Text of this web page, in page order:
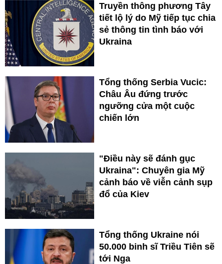
Truyền thông phương Tây
tiết lộ lý do Mỹ tiếp tục chia
sẻ thông tin tình báo với
Ukraina
Tổng thống Serbia Vucic:
Châu Âu đứng trước
ngưỡng cửa một cuộc
chiến lớn
"Điều này sẽ đánh gục
Ukraina": Chuyên gia Mỹ
cảnh báo về viễn cảnh sụp
đổ của Kiev
Tổng thống Ukraine nói
50.000 binh sĩ Triều Tiên sẽ
tới Nga